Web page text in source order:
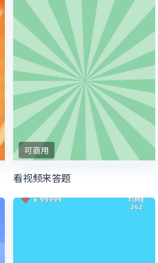
可商用
看视频来答题